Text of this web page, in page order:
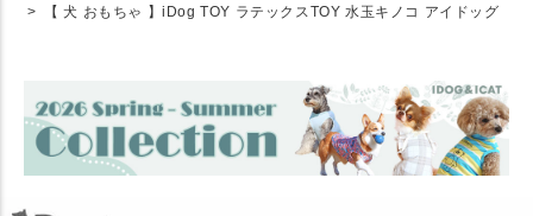
【 犬 おもちゃ 】iDog TOY ラテックスTOY 水玉キノコ アイドッグ